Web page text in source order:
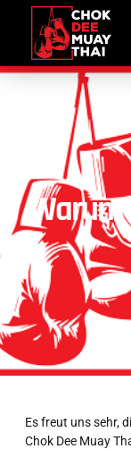
Warum
Es freut uns sehr,
Chok Dee Muay